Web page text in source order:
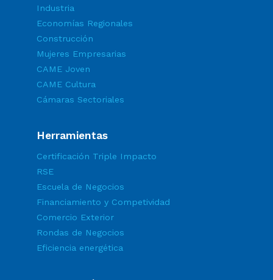
Industria
Economías Regionales
Construcción
Mujeres Empresarias
CAME Joven
CAME Cultura
Cámaras Sectoriales
Herramientas
Certificación Triple Impacto
RSE
Escuela de Negocios
Financiamiento y Competividad
Comercio Exterior
Rondas de Negocios
Eficiencia energética